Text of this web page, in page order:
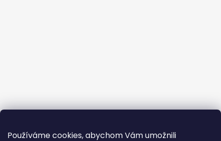
Používáme cookies, abychom Vám umožnili